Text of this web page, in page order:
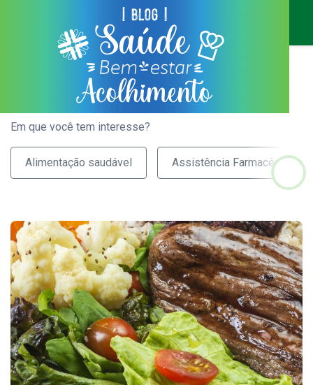
Em que você tem interesse?
Alimentação saudável Assistência Farmacêutica